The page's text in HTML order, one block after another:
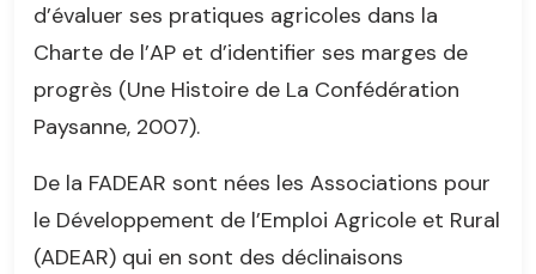
d’évaluer ses pratiques agricoles dans la
Charte de l’AP et d’identifier ses marges de
progrès (Une Histoire de La Confédération
Paysanne, 2007).
De la FADEAR sont nées les Associations pour
le Développement de l’Emploi Agricole et Rural
(ADEAR) qui en sont des déclinaisons